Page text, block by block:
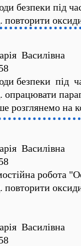
безпеки під
повторити
Василівна
безпеки під
опрацювати
розглянемо на
Василівна
робота
повторити
Василівна